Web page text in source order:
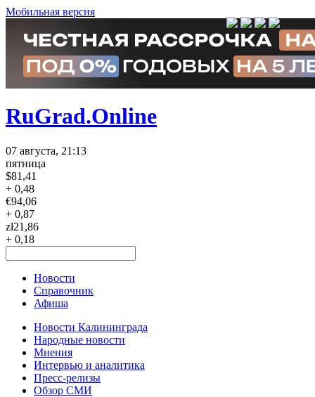
Мобильная версия
RuGrad.Online
07 августа, 21:13
пятница
$81,41
+ 0,48
€94,06
+ 0,87
zł21,86
+ 0,18
Новости
Справочник
Афиша
Новости Калининграда
Народные новости
Мнения
Интервью и аналитика
Пресс-релизы
Обзор СМИ